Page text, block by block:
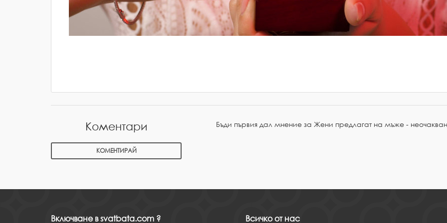
Коментари
КОМЕНТИРАЙ
Бъди първия дал мнение за Жени предлагат на мъже -
Включване в svatbata.com ? Всичко от нас